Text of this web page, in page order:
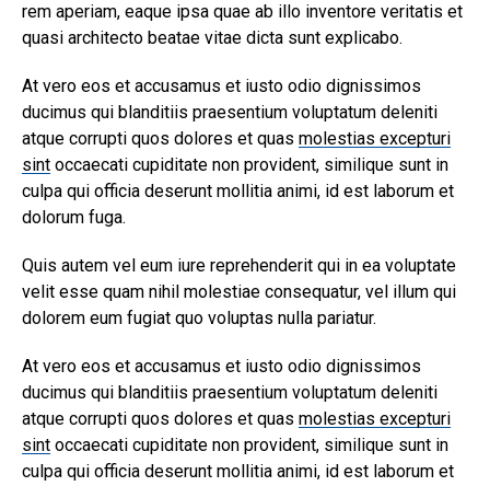
rem aperiam, eaque ipsa quae ab illo inventore veritatis et
quasi architecto beatae vitae dicta sunt explicabo.
At vero eos et accusamus et iusto odio dignissimos
ducimus qui blanditiis praesentium voluptatum deleniti
atque corrupti quos dolores et quas molestias excepturi
sint occaecati cupiditate non provident, similique sunt in
culpa qui officia deserunt mollitia animi, id est laborum et
dolorum fuga.
Quis autem vel eum iure reprehenderit qui in ea voluptate
velit esse quam nihil molestiae consequatur, vel illum qui
dolorem eum fugiat quo voluptas nulla pariatur.
At vero eos et accusamus et iusto odio dignissimos
ducimus qui blanditiis praesentium voluptatum deleniti
atque corrupti quos dolores et quas molestias excepturi
sint occaecati cupiditate non provident, similique sunt in
culpa qui officia deserunt mollitia animi, id est laborum et